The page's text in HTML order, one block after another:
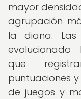
mayor
agrupación
la diana.
evolucionado
que
puntuaciones
de juegos y